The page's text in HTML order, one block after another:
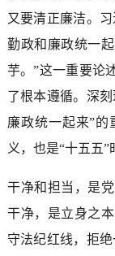
又要清正廉洁。
勤政和廉政统一
芋。”这一重要论
了根本遵循。深
廉政统一起来”
义，也是“十五五”
干净和担当，是
干净，是立身之
守法纪红线，拒